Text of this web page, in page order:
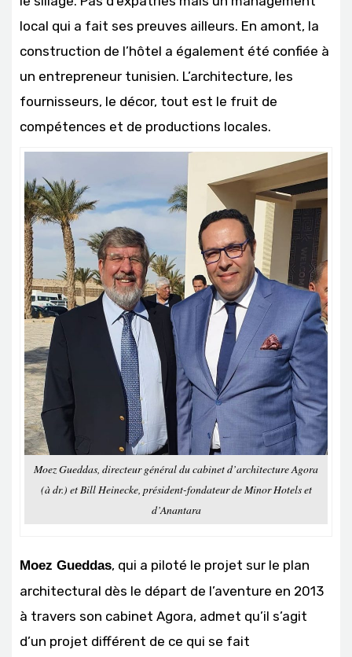
local qui a fait ses preuves ailleurs. En amont, la
construction de l’hôtel a également été confiée à
un entrepreneur tunisien. L’architecture, les
fournisseurs, le décor, tout est le fruit de
compétences et de productions locales.
Moez Gueddas, directeur général du cabinet d’architecture Agora
(à dr.) et Bill Heinecke, président-fondateur de Minor Hotels et
d’Anantara
Moez Gueddas, qui a piloté le projet sur le plan
architectural dès le départ de l’aventure en 2013
à travers son cabinet Agora, admet qu’il s’agit
d’un projet différent de ce qui se fait